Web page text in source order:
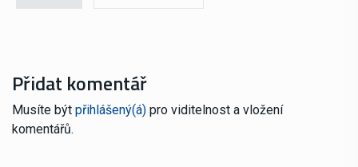
Přidat komentář
Musíte být přihlášený(á) pro viditelnost a vložení
komentářů.